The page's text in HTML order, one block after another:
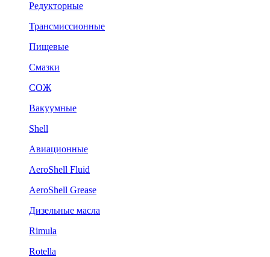
Редукторные
Трансмиссионные
Пищевые
Смазки
СОЖ
Вакуумные
Shell
Авиационные
AeroShell Fluid
AeroShell Grease
Дизельные масла
Rimula
Rotella